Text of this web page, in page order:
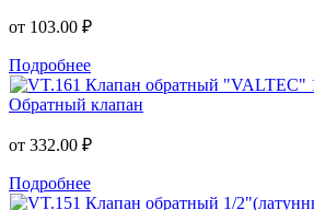
от 103.00 ₽
Подробнее
Обратный клапан
от 332.00 ₽
Подробнее